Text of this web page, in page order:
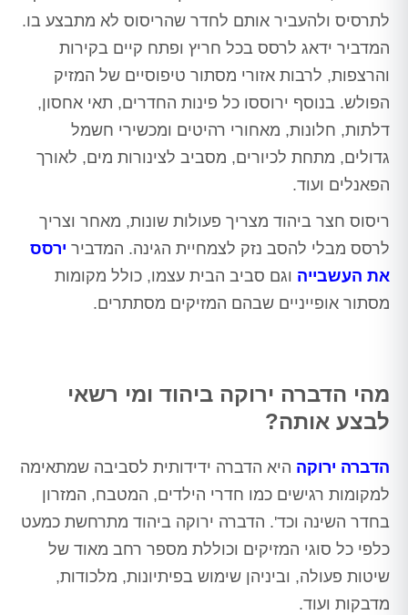
לתרסיס ולהעביר אותם לחדר שהריסוס לא מתבצע בו.
המדביר ידאג לרסס בכל חריץ ופתח קיים בקירות
והרצפות, לרבות אזורי מסתור טיפוסיים של המזיק
הפולש. בנוסף ירוססו כל פינות החדרים, תאי אחסון,
דלתות, חלונות, מאחורי רהיטים ומכשירי חשמל
גדולים, מתחת לכיורים, מסביב לצינורות מים, לאורך
הפאנלים ועוד.
ריסוס חצר ביהוד מצריך פעולות שונות, מאחר וצריך
לרסס מבלי להסב נזק לצמחיית הגינה. המדביר ירסס
את העשבייה וגם סביב הבית עצמו, כולל מקומות
מסתור אופייניים שבהם המזיקים מסתתרים.
מהי הדברה ירוקה ביהוד ומי רשאי
לבצע אותה?
הדברה ירוקה היא הדברה ידידותית לסביבה שמתאימה
למקומות רגישים כמו חדרי הילדים, המטבח, המזרון
בחדר השינה וכד'. הדברה ירוקה ביהוד מתרחשת כמעט
כלפי כל סוגי המזיקים וכוללת מספר רחב מאוד של
שיטות פעולה, וביניהן שימוש בפיתיונות, מלכודות,
מדבקות ועוד.